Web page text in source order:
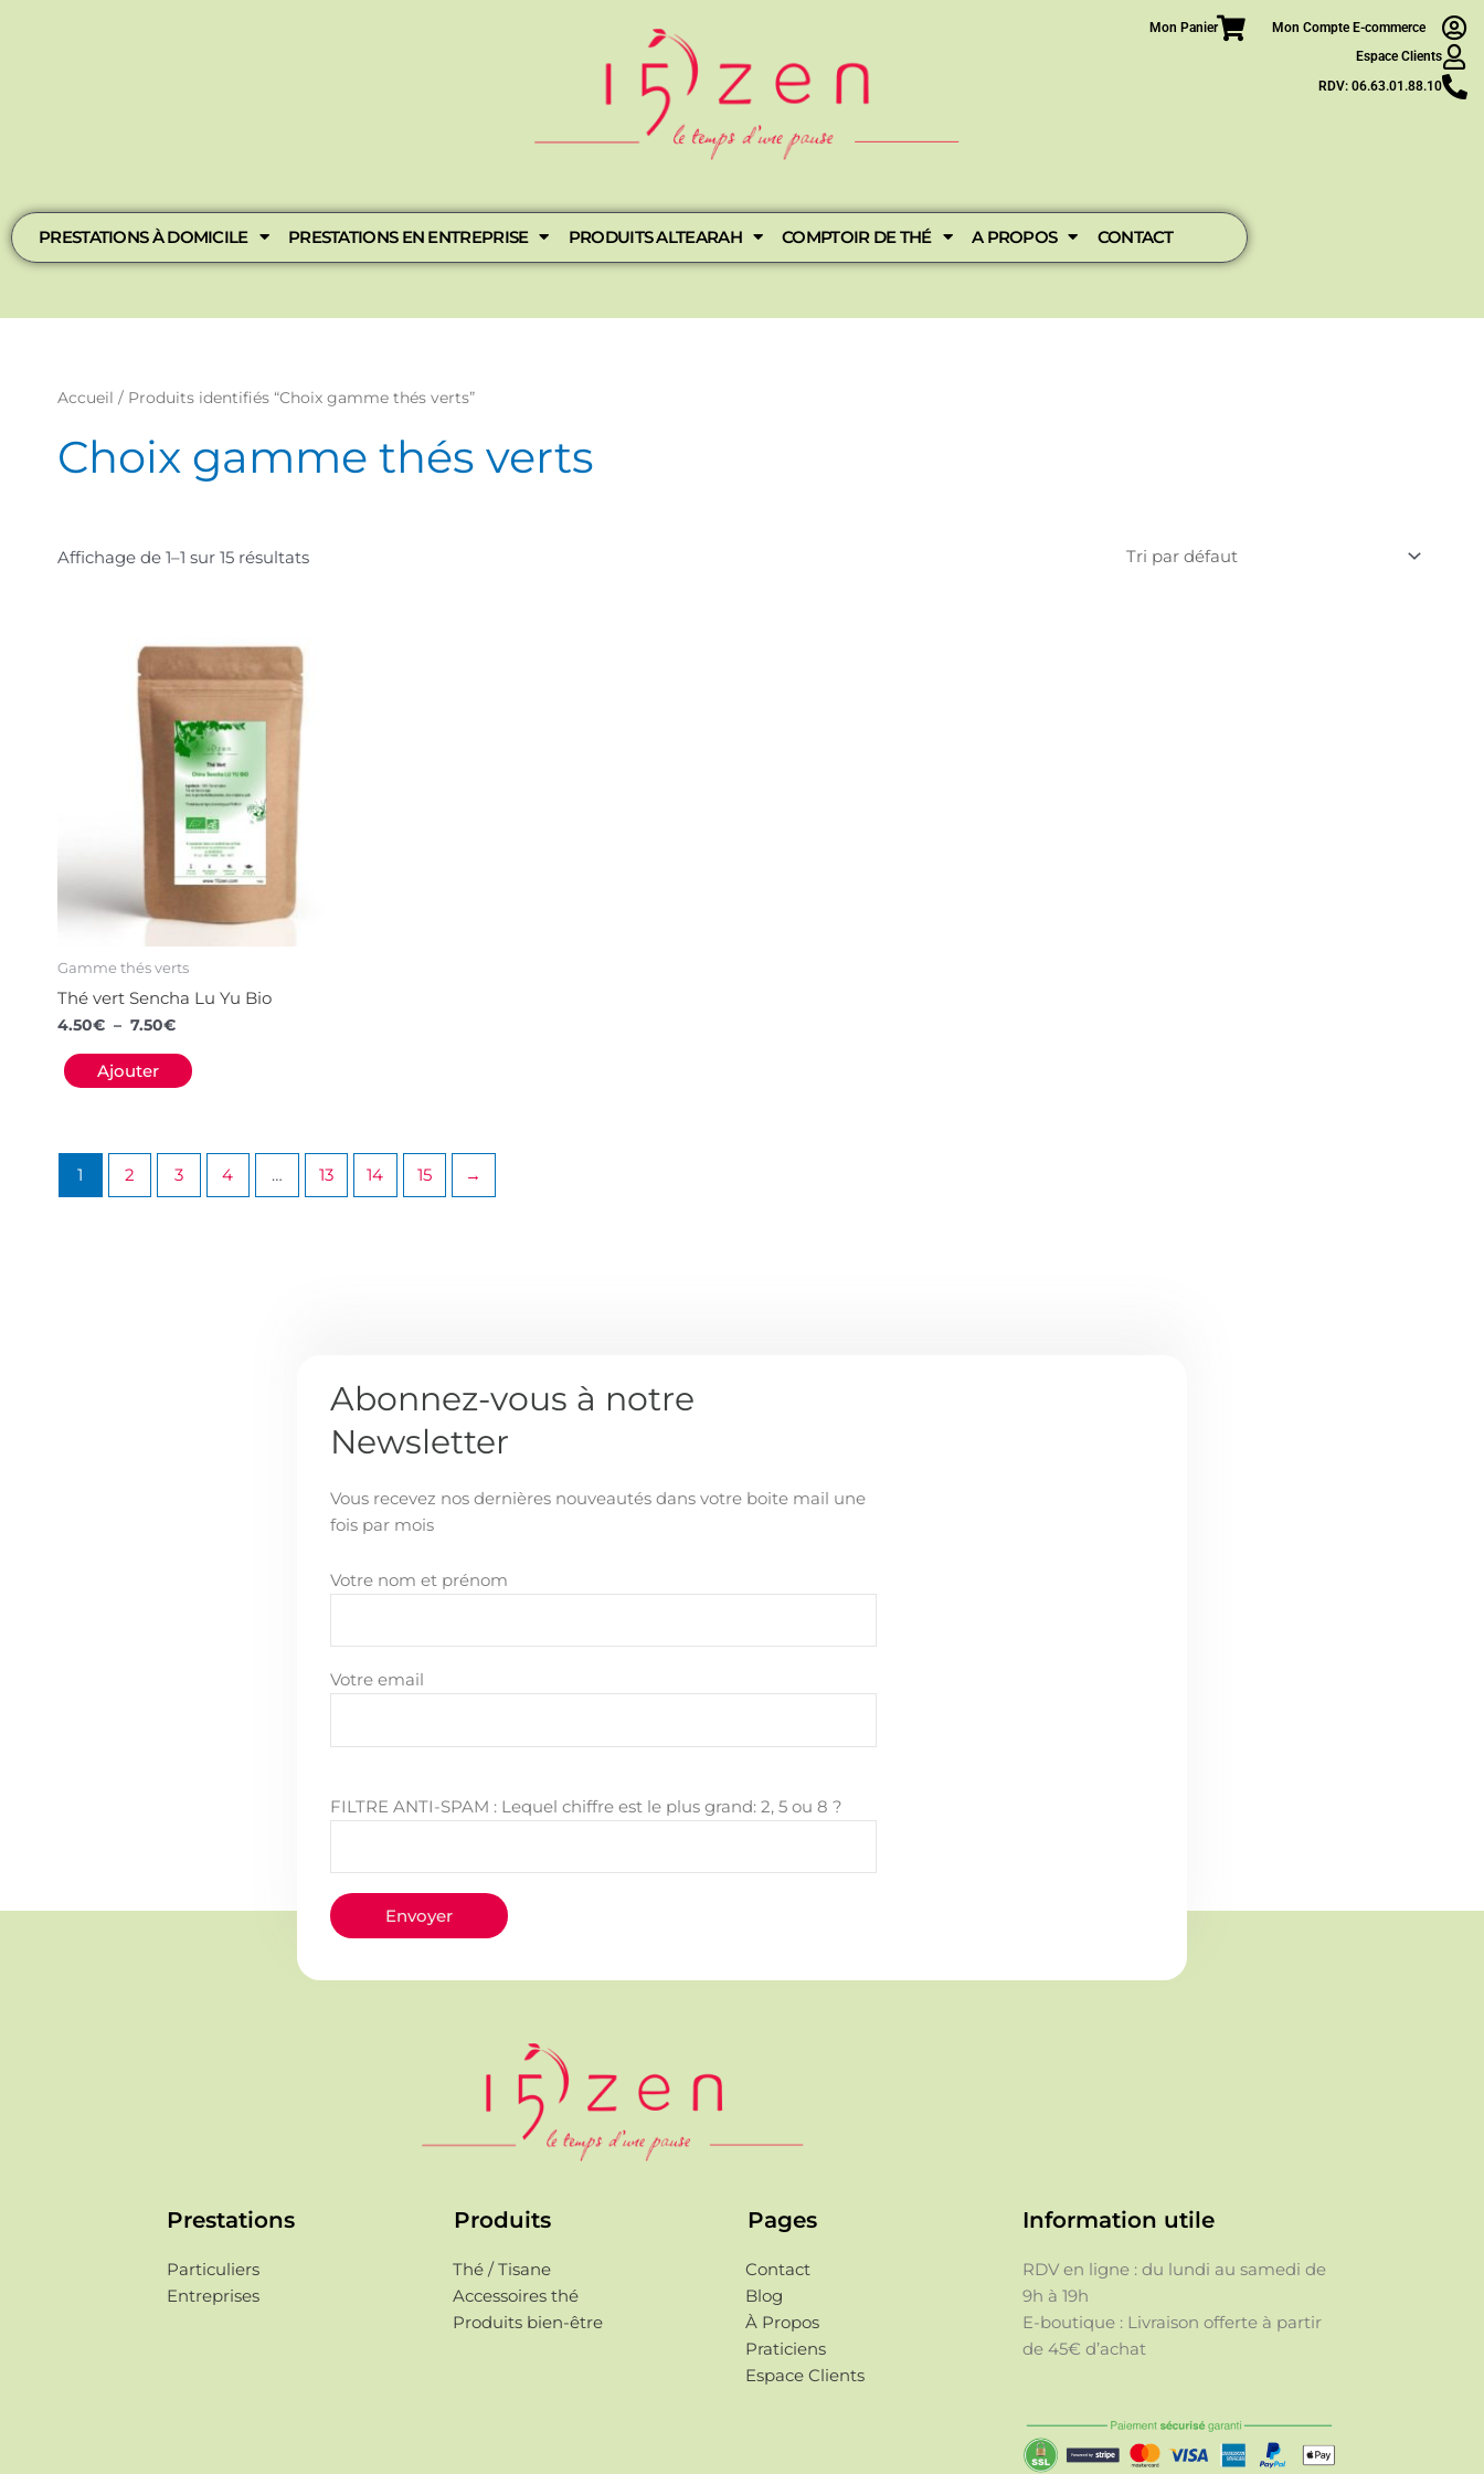
Mon Panier
Mon Compte E-commerce
Espace Clients
RDV: 06.63.01.88.10
PRESTATIONS À DOMICILE PRESTATIONS EN ENTREPRISE PRODUITS ALTEARAH COMPTOIR DE THÉ A PROPOS CONTACT
Accueil / Produits identifiés “Choix gamme thés verts”
Choix gamme thés verts
Affichage de 1–1 sur 15 résultats
Gamme thés verts
Thé vert Sencha Lu Yu Bio
4.50€ – 7.50€
de
4.50€
7.50€
Ajouter
a
variations.
Les
options
peuvent
être
choisies
la
page
produit
1 2 3 4 … 13 14 15 →
Abonnez-vous à notre
Newsletter
Vous recevez nos dernières nouveautés dans votre boite mail une
fois par mois
Votre nom et prénom
Votre email
FILTRE ANTI-SPAM : Lequel chiffre est le plus grand: 2, 5 ou 8 ?
Prestations
Particuliers
Entreprises
Produits
Thé / Tisane
Accessoires thé
Produits bien-être
Pages
Contact
Blog
À Propos
Praticiens
Espace Clients
Information utile
RDV en ligne : du lundi au samedi de
9h à 19h
E-boutique : Livraison offerte à partir
de 45€ d’achat